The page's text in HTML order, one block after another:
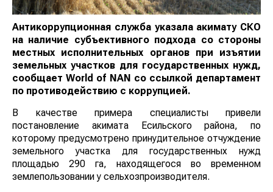
Антикоррупционная служба указала акимату СКО
на наличие субъективного подхода со стороны
местных исполнительных органов при изъятии
земельных участков для государственных нужд,
сообщаетWorld of NAN со ссылкой департамент
по противодействию с коррупцией.
В качестве примера специалисты привели
постановление акимата Есильского района, по
которому предусмотрено принудительное отчуждение
земельного участка для государственных нужд
площадью 290 га, находящегося во временном
землепользовании у сельхозпроизводителя.